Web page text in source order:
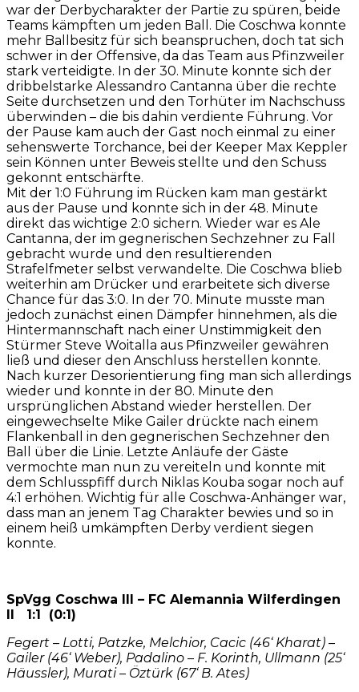
war der Derbycharakter der Partie zu spüren, beide
Teams kämpften um jeden Ball. Die Coschwa konnte
mehr Ballbesitz für sich beanspruchen, doch tat sich
schwer in der Offensive, da das Team aus Pfinzweiler
stark verteidigte. In der 30. Minute konnte sich der
dribbelstarke Alessandro Cantanna über die rechte
Seite durchsetzen und den Torhüter im Nachschuss
überwinden – die bis dahin verdiente Führung. Vor
der Pause kam auch der Gast noch einmal zu einer
sehenswerte Torchance, bei der Keeper Max Keppler
sein Können unter Beweis stellte und den Schuss
gekonnt entschärfte.
Mit der 1:0 Führung im Rücken kam man gestärkt
aus der Pause und konnte sich in der 48. Minute
direkt das wichtige 2:0 sichern. Wieder war es Ale
Cantanna, der im gegnerischen Sechzehner zu Fall
gebracht wurde und den resultierenden
Strafelfmeter selbst verwandelte. Die Coschwa blieb
weiterhin am Drücker und erarbeitete sich diverse
Chance für das 3:0. In der 70. Minute musste man
jedoch zunächst einen Dämpfer hinnehmen, als die
Hintermannschaft nach einer Unstimmigkeit den
Stürmer Steve Woitalla aus Pfinzweiler gewähren
ließ und dieser den Anschluss herstellen konnte.
Nach kurzer Desorientierung fing man sich allerdings
wieder und konnte in der 80. Minute den
ursprünglichen Abstand wieder herstellen. Der
eingewechselte Mike Gailer drückte nach einem
Flankenball in den gegnerischen Sechzehner den
Ball über die Linie. Letzte Anläufe der Gäste
vermochte man nun zu vereiteln und konnte mit
dem Schlusspfiff durch Niklas Kouba sogar noch auf
4:1 erhöhen. Wichtig für alle Coschwa-Anhänger war,
dass man an jenem Tag Charakter bewies und so in
einem heiß umkämpften Derby verdient siegen
konnte.
SpVgg Coschwa III – FC Alemannia Wilferdingen
II 1:1 (0:1)
Fegert – Lotti, Patzke, Melchior, Cacic (46‘ Kharat) –
Gailer (46‘ Weber), Padalino – F. Korinth, Ullmann (25‘
Häussler), Murati – Öztürk (67‘ B. Ates)